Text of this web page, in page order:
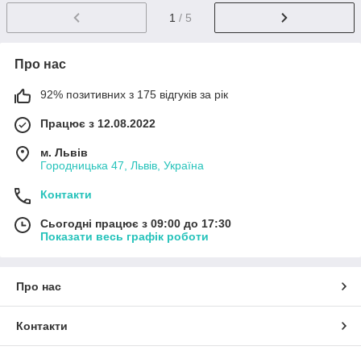
1 / 5
Про нас
92% позитивних з 175 відгуків за рік
Працює з 12.08.2022
м. Львів
Городницька 47, Львів, Україна
Контакти
Сьогодні працює з 09:00 до 17:30
Показати весь графік роботи
Про нас
Контакти